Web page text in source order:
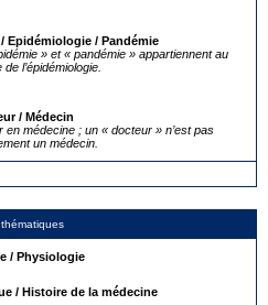
Epidémiologie / Pandémie
» et « pandémie » appartiennent au
l’épidémiologie.
/ Médecin
médecine ; un « docteur » n’est pas
un médecin.
/ Physiologie
/ Histoire de la médecine